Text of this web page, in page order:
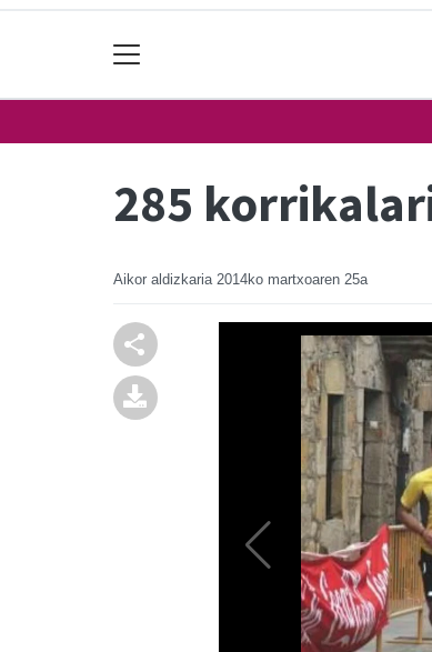
285
Aikor aldizkaria 2014ko martxoaren 25a